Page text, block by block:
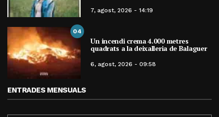
7, agost, 2026 - 14:19
04
Un incendi crema 4.000 metres
quadrats a la deixalleria de Balaguer
6, agost, 2026 - 09:58
ENTRADES MENSUALS